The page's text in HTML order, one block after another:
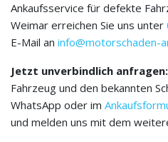
Ankaufsservice für defekte
Weimar erreichen Sie uns unter
E-Mail an info@motorschaden-
Jetzt unverbindlich anfragen:
Fahrzeug und den bekannten
WhatsApp oder im
und melden uns mit dem